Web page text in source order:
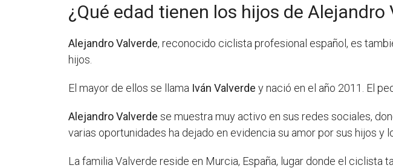
¿Qué edad tienen los hijos de Alejandro
Alejandro Valverde, reconocido ciclista profesional español, es
hijos.
El mayor de ellos se llama Iván Valverde y nació en el año 2011. El
Alejandro Valverde se muestra muy activo en sus redes sociales,
varias oportunidades ha dejado en evidencia su amor por sus hijos y
La familia Valverde reside en Murcia, España, lugar donde el